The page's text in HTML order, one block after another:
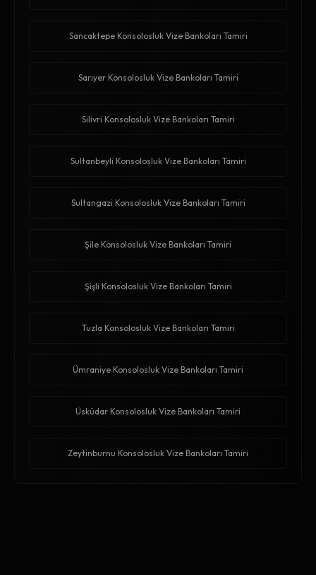
Sancaktepe Konsolosluk Vize Bankoları Tamiri
Sarıyer Konsolosluk Vize Bankoları Tamiri
Silivri Konsolosluk Vize Bankoları Tamiri
Sultanbeyli Konsolosluk Vize Bankoları Tamiri
Sultangazi Konsolosluk Vize Bankoları Tamiri
Şile Konsolosluk Vize Bankoları Tamiri
Şişli Konsolosluk Vize Bankoları Tamiri
Tuzla Konsolosluk Vize Bankoları Tamiri
Ümraniye Konsolosluk Vize Bankoları Tamiri
Üsküdar Konsolosluk Vize Bankoları Tamiri
Zeytinburnu Konsolosluk Vize Bankoları Tamiri